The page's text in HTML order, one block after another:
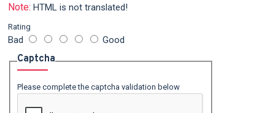
Note: HTML is not translated!
Rating
Bad Good
Captcha
Please complete the captcha validation below